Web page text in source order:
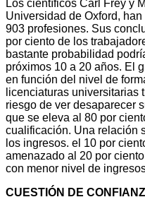
Los científicos Carl Frey y
Universidad de Oxford,
903 profesiones. Sus
por ciento de los
bastante probabilidad
próximos 10 a 20 años. El
en función del nivel de
licenciaturas universitarias
riesgo de ver desaparecer
que se eleva al 80 por
cualificación. Una relación
los ingresos. el 10 por
amenazado al 20 por
con menor nivel de
CUESTIÓN DE